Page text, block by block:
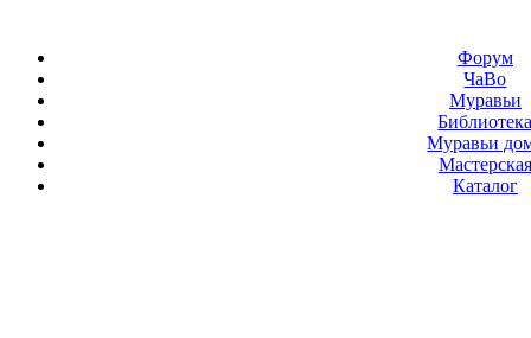
Форум
ЧаВо
Муравьи
Муравьи
Мастерская
Каталог